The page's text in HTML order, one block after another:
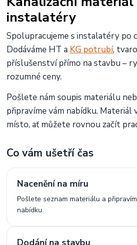
instalatéry
Spolupracujeme s instalatéry po
Dodáváme HT a KG potrubí,
příslušenství přímo na stavbu –
rozumné ceny.
Pošlete nám soupis materiálu
připravíme vám nabídku. Materiál
místo, ať můžete rovnou začít
Co vám ušetří čas
Nacenění na míru
Pošlete seznam materiálu a
nabídku.
Dodání na stavbu